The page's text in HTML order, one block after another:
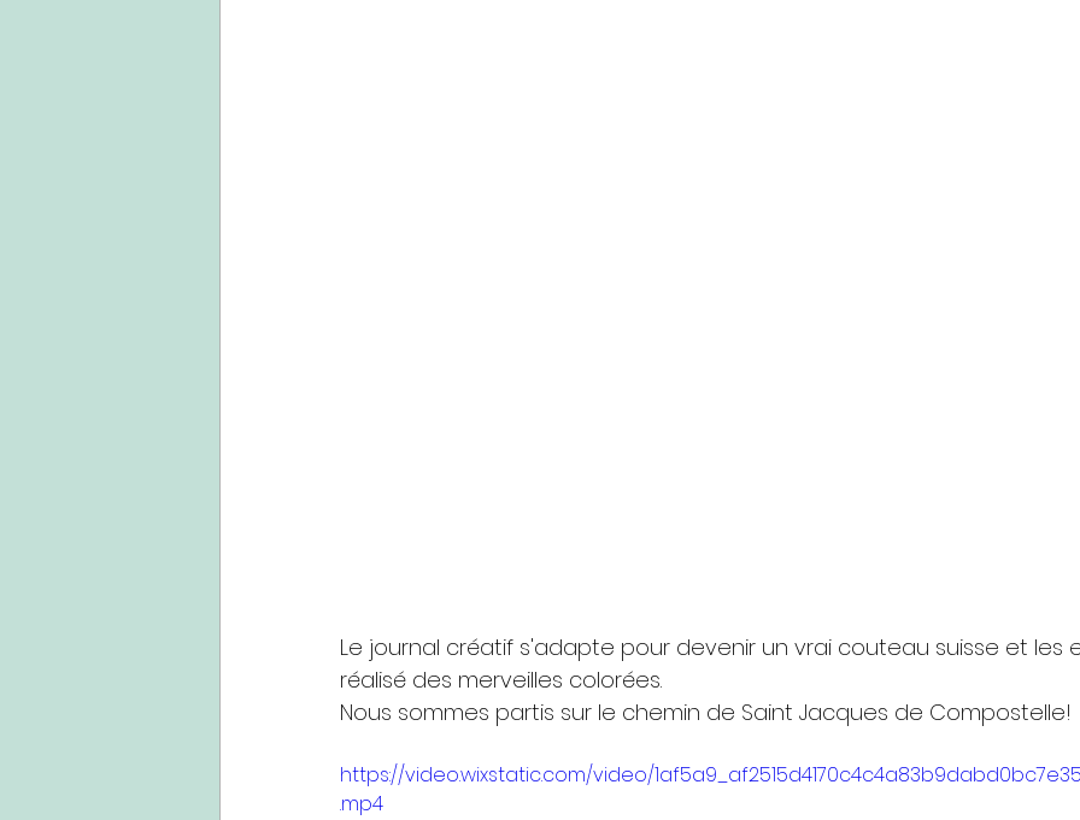
Le journal créatif s'adapte pour devenir un vrai couteau suisse et les
réalisé des merveilles colorées.
Nous sommes partis sur le chemin de Saint Jacques de Compostelle!
https://video.wixstatic.com/video/
.mp4